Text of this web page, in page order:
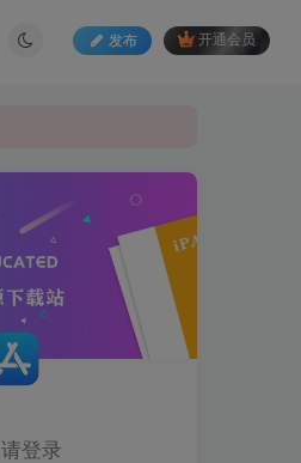
发布 开通会员
登录